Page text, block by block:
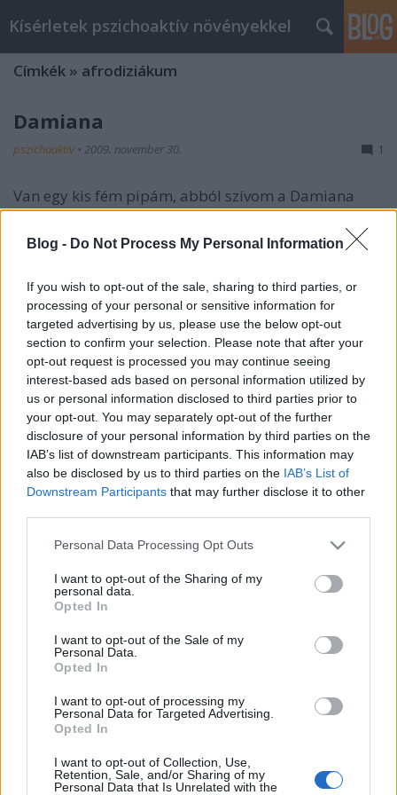
Blog - Do Not Process My Personal Information
If you wish to opt-out of the sale, sharing to third parties, or
processing of your personal or sensitive information for
targeted advertising by us, please use the below opt-out
section to confirm your selection. Please note that after your
opt-out request is processed you may continue seeing
interest-based ads based on personal information utilized by
us or personal information disclosed to third parties prior to
your opt-out. You may separately opt-out of the further
disclosure of your personal information by third parties on the
IAB’s list of downstream participants. This information may
also be disclosed by us to third parties on the IAB’s List of
Downstream Participants that may further disclose it to other
Please note that this website/app uses one or more Google
not limited to your visit or usage behaviour. You may click to
grant or deny consent to Google and its third-party tags to
use your data for below specified purposes in below Google
consent section.
Personal Data Processing Opt Outs
I want to opt-out of the Sharing of my
personal data.
Opted In
I want to opt-out of the Sale of my
Personal Data.
Opted In
I want to opt-out of processing my
Personal Data for Targeted Advertising.
Opted In
I want to opt-out of Collection, Use,
Retention, Sale, and/or Sharing of my
Personal Data that Is Unrelated with the
Kísérletek pszichoaktív növényekkel
Címkék » afrodiziákum
Damiana
pszichoaktiv • 2009. november 30. 1
Van egy kis fém pipám, abból szívom a Damiana
nevezetű gyógynövényt. Vannak ugye ezek a
figyelmeztetések, hogy leviheti a vércukrot (így
felerősítheti a cukorbetegség elleni gyógyszerek
mivel nem alacsony a vércukrom (kop-kop-kop),…
Ámokfutás – kis adagokkal
pszichoaktiv•2009. november 30.
Na, álljon itt egy több, mint két hónappal ezelőtti
eset felelőtlen, de hepiendű listája, jó hülye este volt
:)Hazaérkezés (a történések kezdete délután 6-kor
van, szobahőmérséklet 25,5 Celsius fok) 1 dupla
kávé (ahhoz, hogy ne dőljek el felébreszthetetlenül
este 7-kor…
pszichoaktiv•2009. november 30.
Van ugye az ayahuasca, amit ugyan még nem
próbáltam ki, de ki fogok, addig meg olvasgatok
róla néhanap. Így találkoztam az Iporuru-val is, amit
tanító orvosságként szoktak opcionálisan belefőzni
az ayahuascába. Az Iporuru-nak számos jó
tulajdonsága van, káros hatásai meg…
Yohimbe